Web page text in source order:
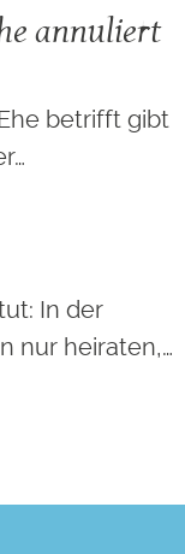
annuliert
betrifft gibt
In der
nur heiraten,…